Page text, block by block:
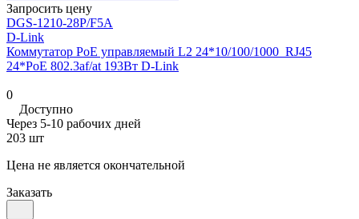
Запросить цену
DGS-1210-28P/F5A
D-Link
Коммутатор PoE управляемый L2 24*10/100/1000_RJ45
24*PoE 802.3af/at 193Вт D-Link
0
Доступно
Через 5-10 рабочих дней
203 шт
Цена не является окончательной
Заказать